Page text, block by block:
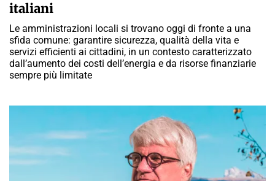
italiani
Le amministrazioni locali si trovano oggi di fronte a una
sfida comune: garantire sicurezza, qualità della vita e
servizi efficienti ai cittadini, in un contesto caratterizzato
dall’aumento dei costi dell’energia e da risorse finanziarie
sempre più limitate